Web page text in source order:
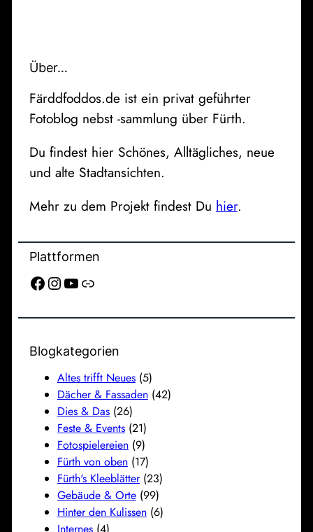
Über…
Färddfoddos.de ist ein privat geführter
Fotoblog nebst -sammlung über Fürth.
Du findest hier Schönes, Alltägliches, neue
und alte Stadtansichten.
Mehr zu dem Projekt findest Du hier.
Plattformen
Facebook Instagram YouTube Link
Blogkategorien
Altes trifft Neues(5)
Dächer & Fassaden(42)
Dies & Das(26)
Feste & Events(21)
Fotospielereien(9)
Fürth von oben(17)
Fürth's Kleeblätter(23)
Gebäude & Orte(99)
Hinter den Kulissen(6)